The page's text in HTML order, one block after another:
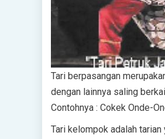
Tari berpasangan
dengan lainnya saling
Contohnya : Cokek Onde-
Tari kelompok adalah